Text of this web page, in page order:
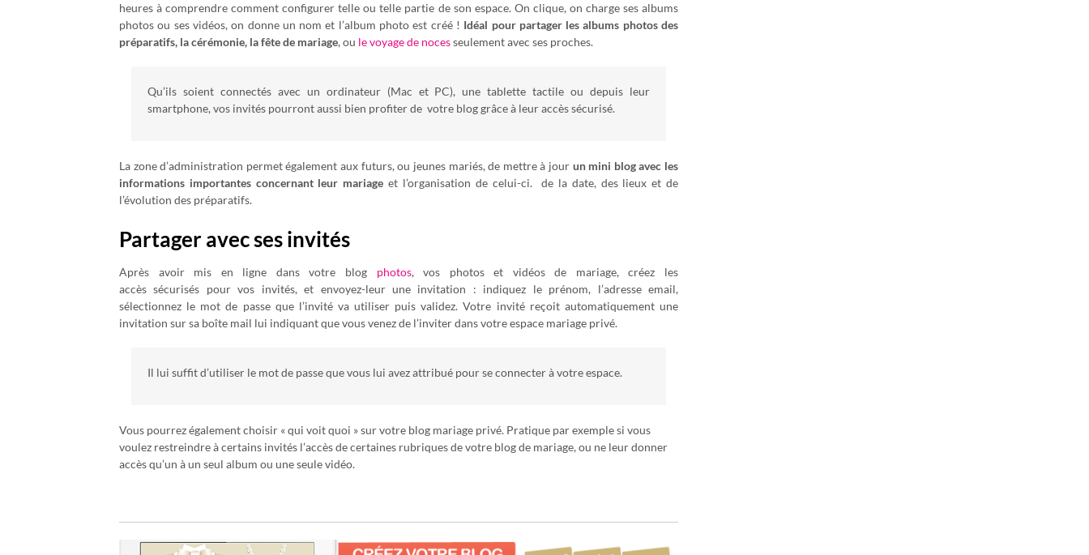
heures à comprendre comment configurer telle ou telle partie de son espace. On clique, on charge ses albums
photos ou ses vidéos, on donne un nom et l’album photo est créé ! Idéal pour partager les albums photos des
préparatifs, la cérémonie, la fête de mariage, ou le voyage de nocesseulement avec ses proches.
Qu’ils soient connectés avec un ordinateur (Mac et PC), une tablette tactile ou depuis leur
smartphone, vos invités pourront aussi bien profiter de votre blog grâce à leur accès sécurisé.
La zone d’administration permet également aux futurs, ou jeunes mariés, de mettre à jour un mini blog avec les
informations importantes concernant leur mariage et l’organisation de celui-ci. de la date, des lieux et de
l’évolution des préparatifs.
Partager avec ses invités
Après avoir mis en ligne dans votre blog photos, vos photos et vidéos de mariage, créez les
accès sécurisés pour vos invités, et envoyez-leur une invitation : indiquez le prénom, l’adresse email,
sélectionnez le mot de passe que l’invité va utiliser puis validez. Votre invité reçoit automatiquement une
invitation sur sa boîte mail lui indiquant que vous venez de l’inviter dans votre espace mariage privé.
Il lui suffit d’utiliser le mot de passe que vous lui avez attribué pour se connecter à votre espace.
Vous pourrez également choisir « qui voit quoi » sur votre blog mariage privé. Pratique par exemple si vous
voulez restreindre à certains invités l’accès de certaines rubriques de votre blog de mariage, ou ne leur donner
accès qu’un à un seul album ou une seule vidéo.